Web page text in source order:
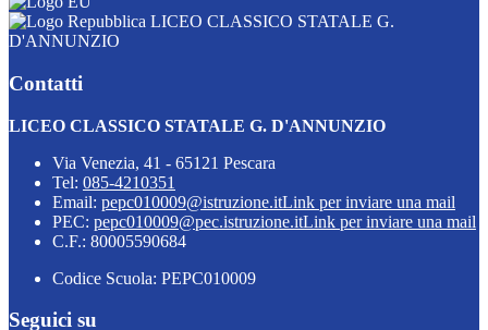
LICEO CLASSICO STATALE G.
D'ANNUNZIO
Contatti
LICEO CLASSICO STATALE G. D'ANNUNZIO
Via Venezia, 41 - 65121 Pescara
Tel: 085-4210351
Email: pepc010009@istruzione.itLink per inviare una mail
PEC: pepc010009@pec.istruzione.itLink per inviare una mail
C.F.: 80005590684
Codice Scuola: PEPC010009
Seguici su